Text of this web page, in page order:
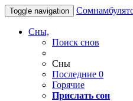
Toggle navigation
Сны,
Поиск снов
Сны
Последние 0
Горячие
Прислать сон